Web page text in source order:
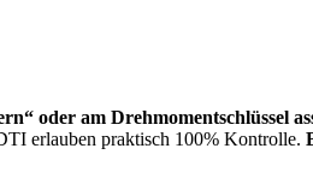
oder am Drehmomentschlüssel
erlauben praktisch 100% Kontrolle.